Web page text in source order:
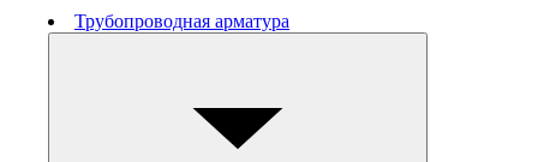
Трубопроводная арматура